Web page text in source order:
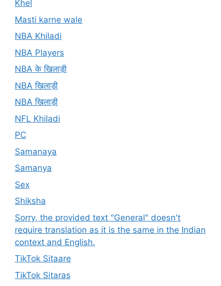
Khel
Masti karne wale
NBA Khiladi
NBA Players
NBA के खिलाड़ी
NBA खिलाड़ी
NBA खिलाड़ी
NFL Khiladi
PC
Samanaya
Samanya
Sex
Shiksha
Sorry, the provided text "General" doesn't
require translation as it is the same in the Indian
context and English.
TikTok Sitaare
TikTok Sitaras